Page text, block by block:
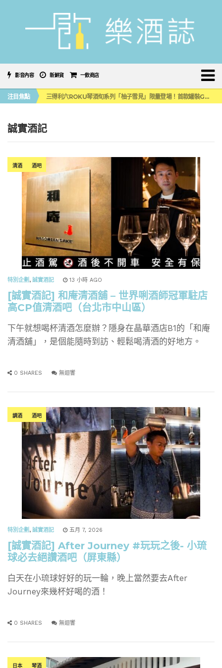
影音內容 新鮮貨 一飲商店
注目焦點
萬眾敲碗如期回歸！SUNMAI金色三麥3度攜手花蓮瓜農品牌「阿強西瓜」
三得利六ROKU琴酒旬系列「柚子雪見」限量登場！首款罐裝GIN SODA 10月同步上市
美國正式恢復蘇格蘭威士忌零關稅！烈酒產業再次迎來重磅利多
誠實酒記
清酒 酒吧
特別企劃 , 誠實酒記 13 小時 AGO
[誠實酒記] 和庵清酒舖 – 世界唎酒師冠軍駐店
高CP值清酒吧（台北市中山區）
下午就想喝杯清酒怎麼辦？隱身在晶華酒店B1的「和庵
清酒舖」，是個能隨時到訪、輕鬆喝清酒的好地方。
0 SHARES 無迴響
調酒 酒吧
特別企劃 , 誠實酒記 五月 7, 2026
[誠實酒記] After Journey #玩玩之後- 小琉
球必去絕讚酒吧（屏東縣）
白天在小琉球好好的玩一輪，晚上當然要去After
Journey來幾杯好喝的酒！
0 SHARES 無迴響
日本 琴酒